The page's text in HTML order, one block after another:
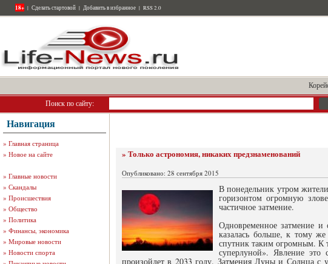
18+ | Сделать стартовой | Добавить в избранное | RSS 2.0
Поиск по сайту:
Навигация
» Главная страница
» Новое на сайте
» Главные новости
» Скандалы
» Происшествия
» Общество
» Политика
» Финансы, экономика
» Мировые новости
» Новости спорта
» Только астрономия, никаких предзнаменований
Опубликовано: 28 сентября 2015
В понедельник утром
горизонтом огромную
частичное затмение.
Одновременное затмение и
казалась больше, к тому
спутник таким огромным. К
суперлуной». Явление
произойдет в 2033 году. Затмения Луны и Солнца с